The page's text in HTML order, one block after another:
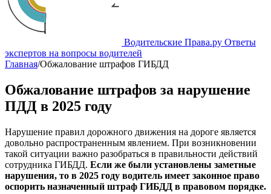
Водительские Права.ру Ответы
экспертов на вопросы водителей
Главная/Обжалование штрафов ГИБДД
Обжалование штрафов за нарушение
ПДД в 2025 году
Нарушение правил дорожного движения на дороге является
довольно распространенным явлением. При возникновении
такой ситуации важно разобраться в правильности действий
сотрудника ГИБДД. Если же были установлены заметные
нарушения, то в 2025 году водитель имеет законное право
оспорить назначенный штраф ГИБДД в правовом порядке.